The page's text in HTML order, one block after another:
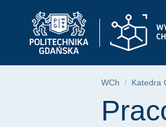
głównego
wyszukiwarki
Pracownia
WCh Katedra
Treść